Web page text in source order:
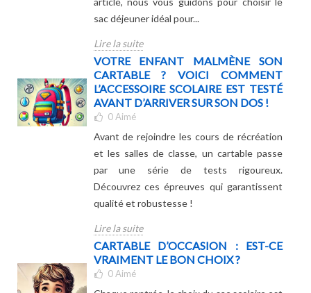
sac déjeuner idéal pour...
Lire la suite
VOTRE ENFANT MALMÈNE SON
CARTABLE ? VOICI COMMENT
L’ACCESSOIRE SCOLAIRE EST TESTÉ
AVANT D’ARRIVER SUR SON DOS !
0 Aimé
Avant de rejoindre les cours de récréation
et les salles de classe, un cartable passe
par une série de tests rigoureux.
Découvrez ces épreuves qui garantissent
qualité et robustesse !
Lire la suite
CARTABLE D’OCCASION : EST-CE
VRAIMENT LE BON CHOIX ?
0 Aimé